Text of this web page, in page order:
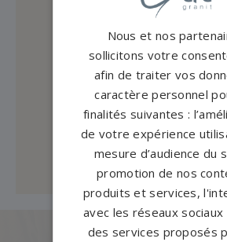
Nous et nos
sollicitons votre
afin de traiter vos
caractère personnel
finalités suivantes :
de votre expérience
mesure d’audience du
promotion de nos
produits et services,
avec les réseaux
des services proposés